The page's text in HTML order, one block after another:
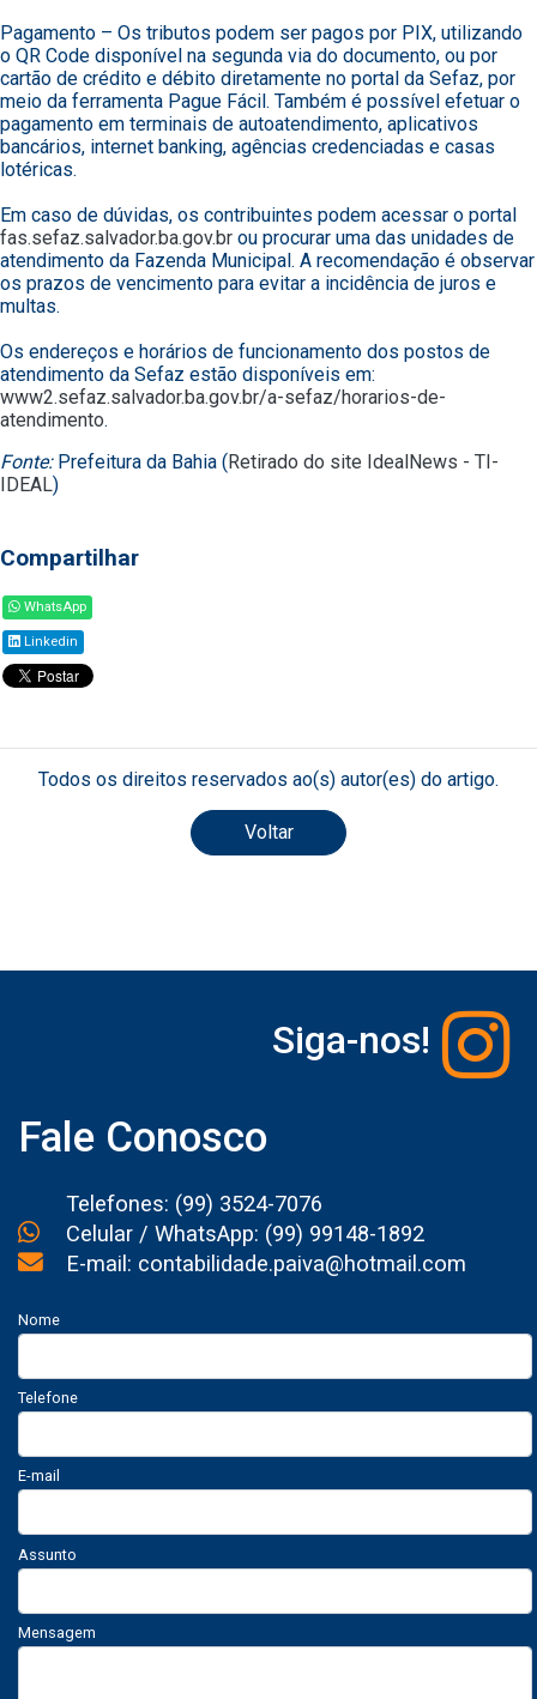
Pagamento – Os tributos podem ser pagos por PIX, utilizando
o QR Code disponível na segunda via do documento, ou por
cartão de crédito e débito diretamente no portal da Sefaz, por
meio da ferramenta Pague Fácil. Também é possível efetuar o
pagamento em terminais de autoatendimento, aplicativos
bancários, internet banking, agências credenciadas e casas
lotéricas.
Em caso de dúvidas, os contribuintes podem acessar o portal
fas.sefaz.salvador.ba.gov.br ou procurar uma das unidades de
atendimento da Fazenda Municipal. A recomendação é observar
os prazos de vencimento para evitar a incidência de juros e
multas.
Os endereços e horários de funcionamento dos postos de
atendimento da Sefaz estão disponíveis em:
www2.sefaz.salvador.ba.gov.br/a-sefaz/horarios-de-
atendimento.
Fonte:Prefeitura da Bahia (Retirado do site IdealNews - TI-
IDEAL)
Compartilhar
WhatsApp
Linkedin
Todos os direitos reservados ao(s) autor(es) do artigo.
Voltar
Siga-nos!
Fale Conosco
Telefones: (99) 3524-7076
Celular / WhatsApp: (99) 99148-1892
E-mail: contabilidade.paiva@hotmail.com
Nome
Telefone
E-mail
Assunto
Mensagem